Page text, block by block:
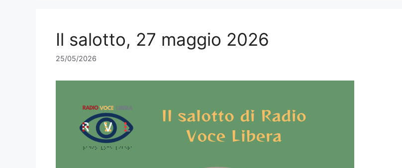
k
Il salotto, 27 maggio 2026
25/05/2026